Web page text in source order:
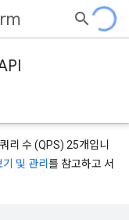
리 수 (QPS) 25개입니
및 관리 를 참고하고 서